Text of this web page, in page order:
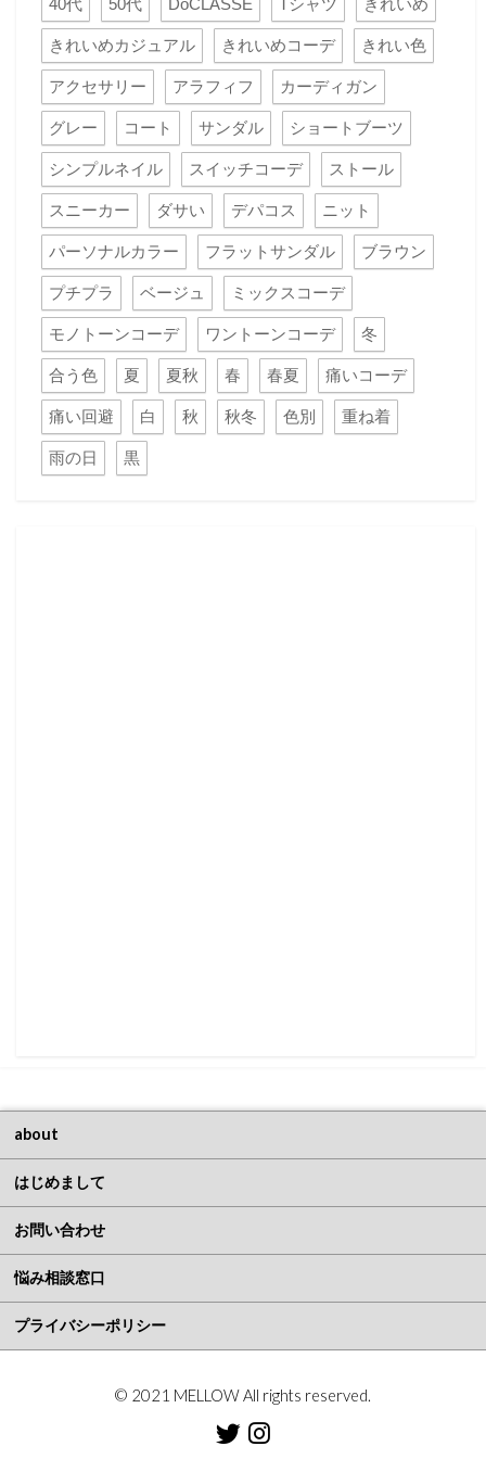
きれいめカジュアル きれいめコーデ きれい色
アクセサリー アラフィフ カーディガン
グレー コート サンダル ショートブーツ
シンプルネイル スイッチコーデ ストール
スニーカー ダサい デパコス ニット
パーソナルカラー フラットサンダル ブラウン
プチプラ ベージュ ミックスコーデ
モノトーンコーデ ワントーンコーデ 冬
合う色 夏 夏秋 春 春夏 痛いコーデ
痛い回避 白 秋 秋冬 色別 重ね着
雨の日 黒
about
はじめまして
お問い合わせ
悩み相談窓口
プライバシーポリシー
© 2021 MELLOW All rights reserved.
TwitterInstagram